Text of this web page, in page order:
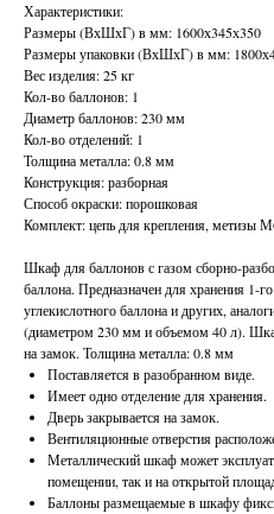
Характеристики:
Размеры (ВхШхГ) в мм: 1600х345х350
Размеры упаковки (ВхШхГ) в мм:
Вес изделия: 25 кг
Кол-во баллонов: 1
Диаметр баллонов: 230 мм
Кол-во отделений: 1
Толщина металла: 0.8 мм
Конструкция: разборная
Способ окраски: порошковая
Комплект: цепь для крепления, метизы
Шкаф для баллонов с газом сборно-
баллона. Предназначен для хранения 1-
углекислотного баллона и других,
(диаметром 230 мм и объемом 40 л).
на замок. Толщина металла: 0.8 мм
Поставляется в разобранном виде.
Имеет одно отделение для хранения.
Дверь закрывается на замок.
Вентиляционные отверстия
Металлический шкаф может
помещении, так и на открытой
Баллоны размещаемые в шкафу